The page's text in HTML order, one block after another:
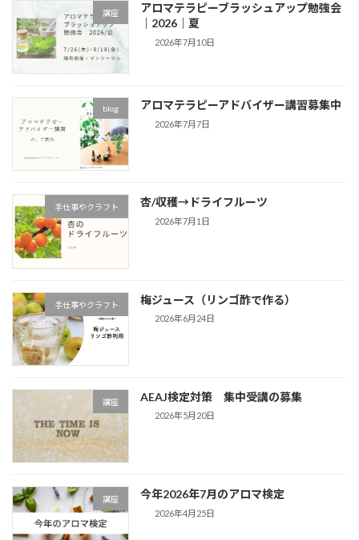
講座
アロマテラピーブラッシュアップ勉強会
｜2026｜夏
2026年7月10日
blog アロマテラピーアドバイザー講習募集中
2026年7月7日
手仕事やクラフト 杏/収穫→ドライフルーツ
2026年7月1日
手仕事やクラフト 梅ジュース（リンゴ酢で作る）
2026年6月24日
講座 AEAJ検定対策 集中受講の募集
2026年5月20日
講座 今年2026年7月のアロマ検定
2026年4月25日